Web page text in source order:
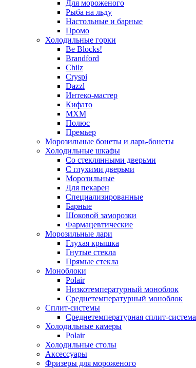
Для мороженого
Рыба на льду
Настольные и барные
Промо
Холодильные горки
Be Blocks!
Brandford
Chilz
Cryspi
Dazzl
Интеко-мастер
Кифато
МХМ
Полюс
Премьер
Морозильные бонеты и ларь-бонеты
Холодильные шкафы
Со стеклянными дверьми
С глухими дверьми
Морозильные
Для пекарен
Специализированные
Барные
Шоковой заморозки
Фармацевтические
Морозильные лари
Глухая крышка
Гнутые стекла
Прямые стекла
Моноблоки
Polair
Низкотемпературный моноблок
Среднетемпературный моноблок
Сплит-системы
Среднетемпературная сплит-система
Холодильные камеры
Polair
Холодильные столы
Аксессуары
Фризеры для мороженого